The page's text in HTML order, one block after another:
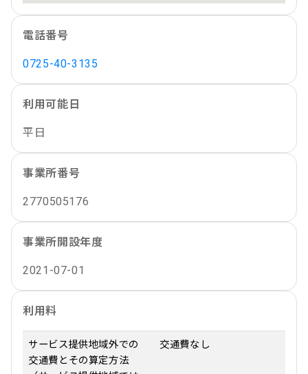
電話番号
0725-40-3135
利用可能日
平日
事業所番号
2770505176
事業所開設年度
2021-07-01
利用料
サービス提供地域外での
交通費とその算定方法
交通費なし